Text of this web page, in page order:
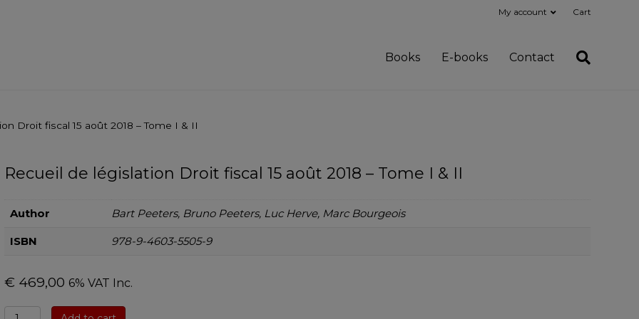
My account Cart
Books E-books Contact
Droit fiscal 15 août 2018 – Tome I & II
Recueil de législation Droit fiscal 15 août 2018 – Tome I & II
Author Bart Peeters, Bruno Peeters, Luc Herve, Marc Bourgeois
ISBN 978-9-4603-5505-9
€ 469,00 6% VAT Inc.
Recueil